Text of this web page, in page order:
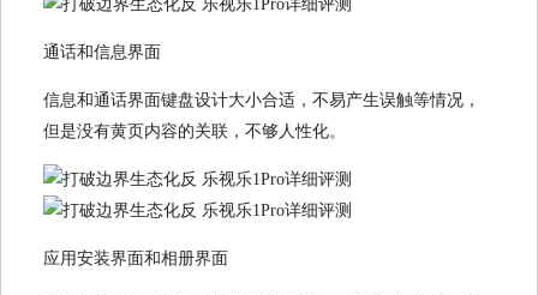
通话和信息界面
信息和通话界面键盘设计大小合适，不易产生误触等情况，
但是没有黄页内容的关联，不够人性化。
应用安装界面和相册界面